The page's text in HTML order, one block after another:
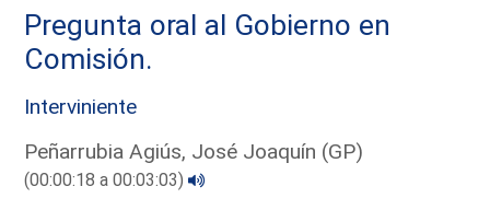
Pregunta oral al Gobierno en
Comisión.
Interviniente
Peñarrubia Agiús, José Joaquín (GP)
(00:00:18 a 00:03:03)